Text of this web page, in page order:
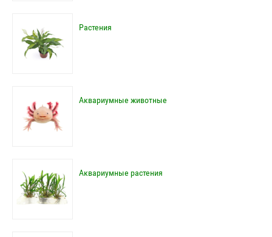
Растения
Аквариумные животные
Аквариумные растения